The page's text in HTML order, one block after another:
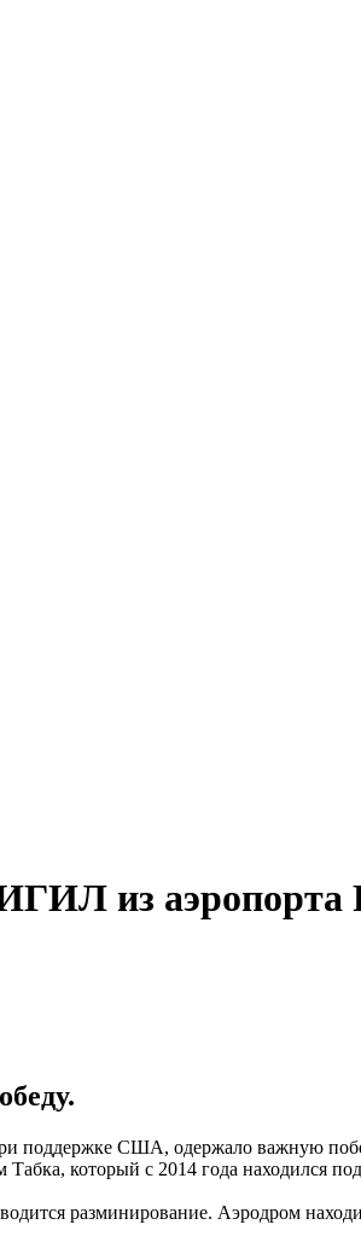
из аэропорта
поддержке США, одержало важную
который с 2014 года находился
разминирование. Аэродром